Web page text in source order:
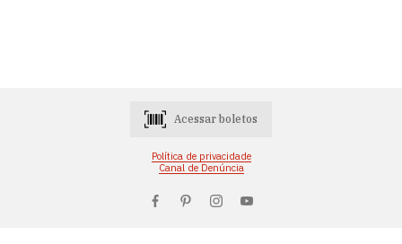
Acessar boletos
Política de privacidade
Canal de Denúncia